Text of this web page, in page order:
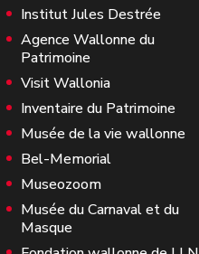
Institut Jules Destrée
Agence Wallonne du
Patrimoine
Visit Wallonia
Inventaire du Patrimoine
Musée de la vie wallonne
Bel-Memorial
Museozoom
Musée du Carnaval et du
Masque